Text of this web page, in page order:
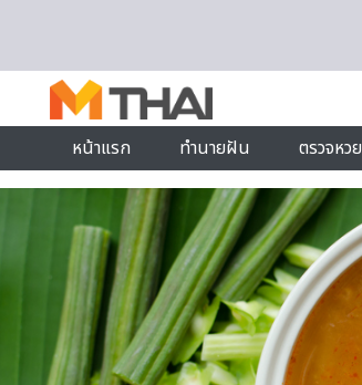
หน้าแรก
ทำนายฝัน ตรวจหวย